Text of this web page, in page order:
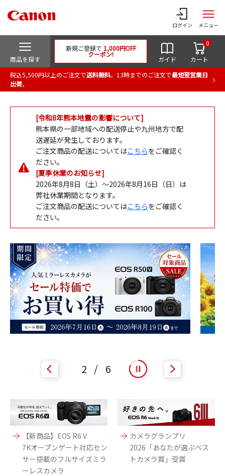
ログイン メニュー
商品を探す
新規ご登録で 1,000円OFF
クーポン!
ガイド カート
0
税込5,500円以上のご注文で送料無料。13時までのご注文で最短翌営業日
出荷。
[令和8年熊本地震の影響について]
熊本県の一部地域への配送停止や九州地方で配
送遅延が発生しております。
ご注文商品の配送についてはこちらをご確認く
ださい。
[夏季休業のお知らせ]
2026年8月8日（土）～2026年8月16日（日）は
弊社休業期間となります。
ご注文商品の配送についてはこちらをご確認く
ださい。
2 / 6 play
pause
【新商品】EOS R6 V
7Kオープンゲート対応セン
サー搭載のフルサイズミラ
ーレスカメラ
カメラグランプリ
2026「あなたが選ぶベス
トカメラ賞」受賞